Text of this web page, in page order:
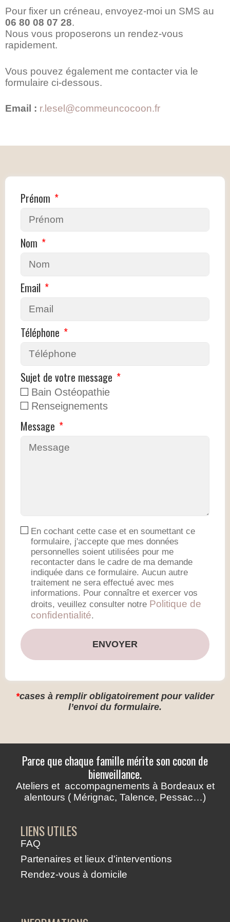
Pour fixer un créneau, envoyez-moi un SMS au
06 80 08 07 28.
Nous vous proposerons un rendez-vous
rapidement.
Vous pouvez également me contacter via le
formulaire ci-dessous.
Email : r.lesel@commeuncocoon.fr
Prénom
Nom
Email
Téléphone
Sujet de votre message
Bain Ostéopathie
Renseignements
Message
En cochant cette case et en soumettant ce
formulaire, j'accepte que mes données
personnelles soient utilisées pour me
recontacter dans le cadre de ma demande
indiquée dans ce formulaire. Aucun autre
traitement ne sera effectué avec mes
informations. Pour connaître et exercer vos
droits, veuillez consulter notre Politique de
confidentialité.
ENVOYER
*cases à remplir obligatoirement pour valider
l’envoi du formulaire.
Parce que chaque famille mérite son cocon de
bienveillance.
Ateliers et accompagnements à Bordeaux et
alentours ( Mérignac, Talence, Pessac…)
LIENS UTILES
FAQ
Partenaires et lieux d'interventions
Rendez-vous à domicile